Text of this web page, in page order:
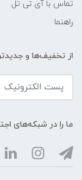
تماس با آی تی تل
راهنما
از تخفیف‌ها و
ما را در شبکه‌های